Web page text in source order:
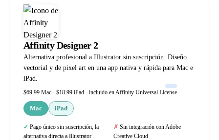
Affinity Designer 2
Alternativa profesional a Illustrator sin suscripción. Diseño
vectorial y de pixel art en una app nativa y rápida para Mac e
iPad.
$69.99 Mac · $18.99 iPad · incluido en Affinity Universal License
Mac iPad
Pago único sin suscripción, la
alternativa directa a Illustrator
Sin integración con Adobe
Creative Cloud